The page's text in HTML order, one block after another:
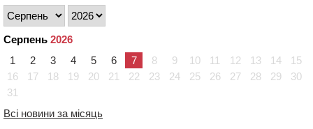
Серпень 2026
1
2 3 4 5 6 7 8 9 10 11 12 13 14
15
16
17 18 19 20 21 22 23 24 25 26 27 28 29
30
31
Всі новини за місяць